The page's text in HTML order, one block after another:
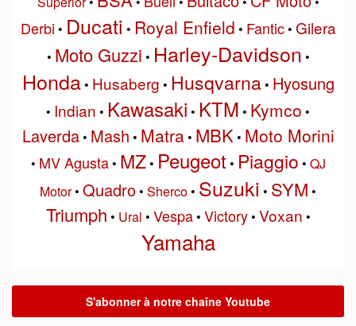
Derbi • Ducati • Royal Enfield • Fantic• Gilera
• Moto Guzzi • Harley-Davidson •
Honda• Husaberg • Husqvarna• Hyosung
• Indian • Kawasaki • KTM • Kymco •
Laverda• Mash • Matra• MBK• Moto Morini
• MV Agusta• MZ• Peugeot • Piaggio • QJ
Motor• Quadro• Sherco• Suzuki • SYM •
Triumph • Ural • Vespa• Victory• Voxan •
Yamaha